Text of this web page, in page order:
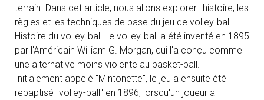
terrain. Dans cet article, nous allons explorer l'histoire, les
règles et les techniques de base du jeu de volley-ball.
Histoire du volley-ball Le volley-ball a été inventé en 1895
par l'Américain William G. Morgan, qui l'a conçu comme
une alternative moins violente au basket-ball.
Initialement appelé "Mintonette", le jeu a ensuite été
rebaptisé "volley-ball" en 1896, lorsqu'un joueur a